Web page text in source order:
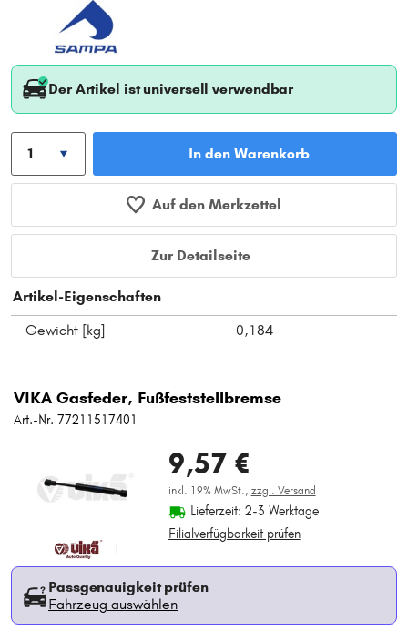
Der Artikel ist universell verwendbar
In den Warenkorb
Auf den Merkzettel
Zur Detailseite
Artikel-Eigenschaften
Gewicht [kg]
0,184
VIKA Gasfeder, Fußfeststellbremse
Art.-Nr. 77211517401
9,57 €
inkl. 19% MwSt., zzgl. Versand
Lieferzeit: 2-3 Werktage
Filialverfügbarkeit prüfen
Passgenauigkeit prüfen
Fahrzeug auswählen